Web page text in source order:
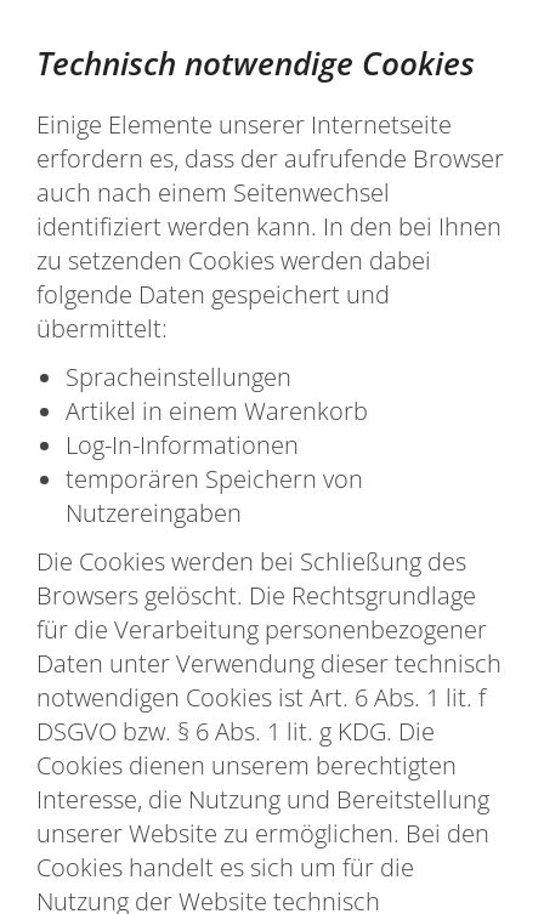
Technisch notwendige Cookies
Einige Elemente unserer Internetseite
erfordern es, dass der aufrufende Browser
auch nach einem Seitenwechsel
identifiziert werden kann. In den bei Ihnen
zu setzenden Cookies werden dabei
folgende Daten gespeichert und
übermittelt:
Spracheinstellungen
Artikel in einem Warenkorb
Log-In-Informationen
temporären Speichern von
Nutzereingaben
Die Cookies werden bei Schließung des
Browsers gelöscht. Die Rechtsgrundlage
für die Verarbeitung personenbezogener
Daten unter Verwendung dieser technisch
notwendigen Cookies ist Art. 6 Abs. 1 lit. f
DSGVO bzw. § 6 Abs. 1 lit. g KDG. Die
Cookies dienen unserem berechtigten
Interesse, die Nutzung und Bereitstellung
unserer Website zu ermöglichen. Bei den
Cookies handelt es sich um für die
Nutzung der Website technisch